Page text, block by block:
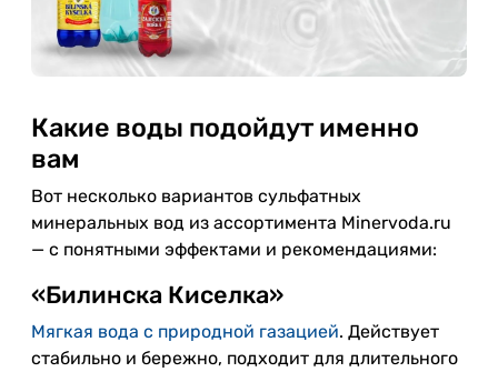
Какие воды подойдут именно
вам
Вот несколько вариантов сульфатных
минеральных вод из ассортимента Minervoda.ru
— с понятными эффектами и рекомендациями:
«Билинска Киселка»
Мягкая вода с природной газацией. Действует
стабильно и бережно, подходит для длительного